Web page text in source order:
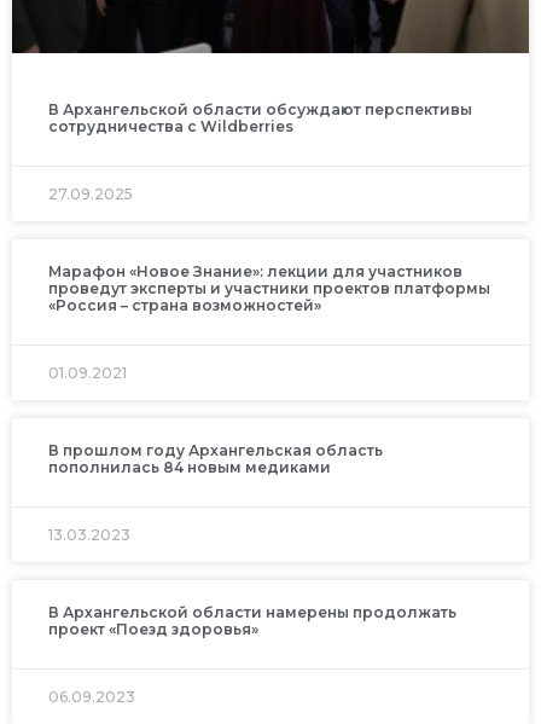
В Архангельской области обсуждают перспективы
сотрудничества с Wildberries
27.09.2025
Марафон «Новое Знание»: лекции для участников
проведут эксперты и участники проектов платформы
«Россия – страна возможностей»
01.09.2021
В прошлом году Архангельская область
пополнилась 84 новым медиками
13.03.2023
В Архангельской области намерены продолжать
проект «Поезд здоровья»
06.09.2023